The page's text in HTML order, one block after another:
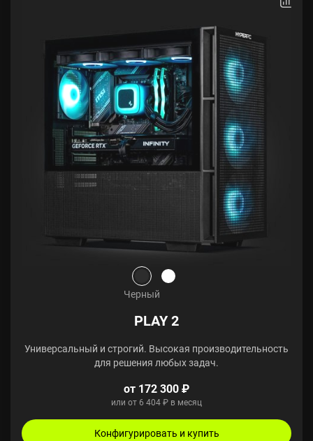
Черный
PLAY 2
Универсальный и строгий. Высокая производительность
для решения любых задач.
от 172 300 ₽
или от 6 404 ₽ в месяц
Конфигурировать и купить